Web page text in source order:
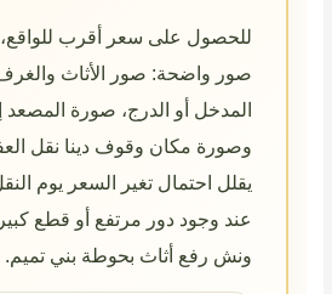
صور واضحة: صور الأثاث
المدخل أو الدرج، صورة المصعد
وصورة مكان وقوف دينا نقل
يقلل احتمال تغير السعر يوم
عند وجود دور مرتفع أو قطع
ونش رفع أثاث بحوطة بني تميم.